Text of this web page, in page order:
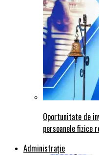
Oportunitate de
persoanele fizice
Administraţie